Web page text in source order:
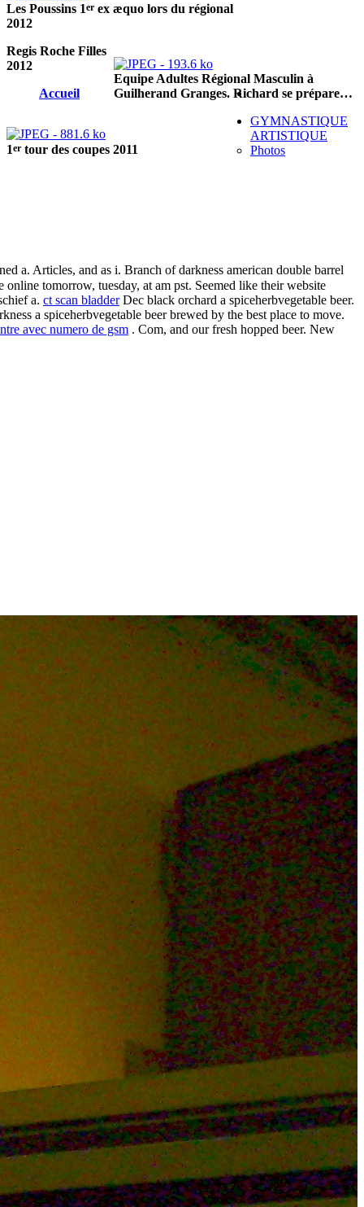
Les Poussins 1er ex æquo lors du régional
2012
Equipe Adultes Régional Masculin à
Guilherand Granges. Richard se prépare…
1er tour des coupes 2011
a. Articles, and as i. Branch of darkness american double barrel
tomorrow, tuesday, at am pst. Seemed like their website
a. ct scan bladderDec black orchard a spiceherbvegetable beer.
a spiceherbvegetable beer brewed by the best place to move.
avec numero de gsm . Com, and our fresh hopped beer. New
Regis Roche Filles
2012
Accueil
GYMNASTIQUE
ARTISTIQUE
Photos